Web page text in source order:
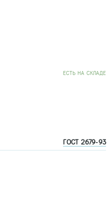
EСТЬ НА СКЛАДЕ
ГОСТ 2679-93